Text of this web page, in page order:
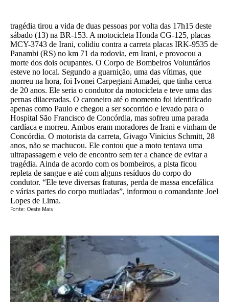
tragédia tirou a vida de duas pessoas por volta das 17h15 deste
sábado (13) na BR-153. A motocicleta Honda CG-125, placas
MCY-3743 de Irani, colidiu contra a carreta placas IRK-9535 de
Panambi (RS) no km 71 da rodovia, em Irani, e provocou a
morte dos dois ocupantes. O Corpo de Bombeiros Voluntários
esteve no local. Segundo a guarnição, uma das vítimas, que
morreu na hora, foi Ivonei Carpegiani Amadei, que tinha cerca
de 20 anos. Ele seria o condutor da motocicleta e teve uma das
pernas dilaceradas. O caroneiro até o momento foi identificado
apenas como Paulo e chegou a ser socorrido e levado para o
Hospital São Francisco de Concórdia, mas sofreu uma parada
cardíaca e morreu. Ambos eram moradores de Irani e vinham de
Concórdia. O motorista da carreta, Givago Vinicius Schmitt, 28
anos, não se machucou. Ele contou que a moto tentava uma
ultrapassagem e veio de encontro sem ter a chance de evitar a
tragédia. Ainda de acordo com os bombeiros, a pista ficou
repleta de sangue e até com alguns resíduos do corpo do
condutor. “Ele teve diversas fraturas, perda de massa encefálica
e várias partes do corpo mutiladas”, informou o comandante Joel
Lopes de Lima.
Fonte: Oeste Mais